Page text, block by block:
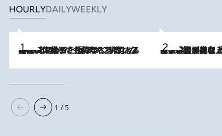
HOURLYDAILYWEEKLY
2026.8.5
【阿川佐和子さんの年とる力】なぜ70代で始めた趣味は“こんなに楽しい”のか？ ピアノ、俳句…スランプに陥っても続けられる“ある秘訣”とは 2026.8.5
【なぜ吉沢亮は「気配を消せる」のか？】興行収入208億の『国宝』を経て挑むミュージカル『ディア・エヴァン・ハンセン』。トップ俳優が舞台上でさらけ出した“孤独”とは
1 / 5